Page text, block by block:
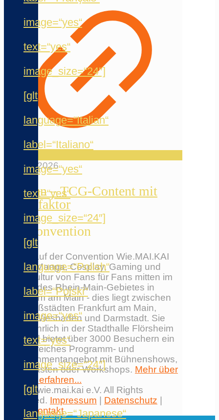
image=“yes“
text=“yes“
image_size=“24″]
[glt
language=“Italian“
label=“Italiano“
image=“yes“
text=“yes“
image_size=“24″]
[glt
language=“Polish“
label=“Polski“
image=“yes“
text=“yes“
image_size=“24″]
[glt
language=“Japanese“
12. Mai 2026
Reelfun – TCG-Content mit
Chaosfaktor
Die Convention
Erlebe auf der Convention Wie.MAI.KAI
Anime, Manga, Cosplay, Gaming und
Japankultur von Fans für Fans mitten im
Herzen des Rhein-Main-Gebietes in
Flörsheim am Main - dies liegt zwischen
den Großstädten Frankfurt am Main,
Mainz, Wiesbaden und Darmstadt. Sie
findet jährlich in der Stadthalle Flörsheim
statt und bietet über 3000 Besuchern ein
umfangreiches Programm- und
Entertainmentangebot mit Bühnenshows,
Ehrengästen oder Workshops. Mehr über
die Con erfahren...
© 2026 wie.mai.kai e.V. All Rights
Reserved. Impressum Datenschutz
|Kontakt